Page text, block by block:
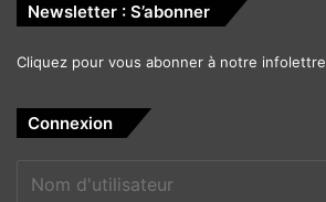
Newsletter : S’abonner
Cliquez pour vous abonner à notre infolettre
Connexion